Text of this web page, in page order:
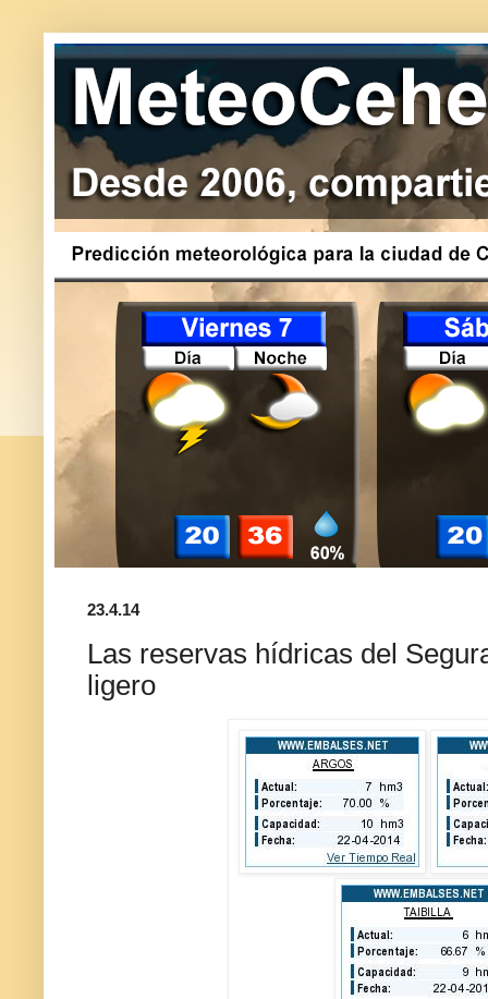
23.4.14
Las reservas hídricas del
ligero